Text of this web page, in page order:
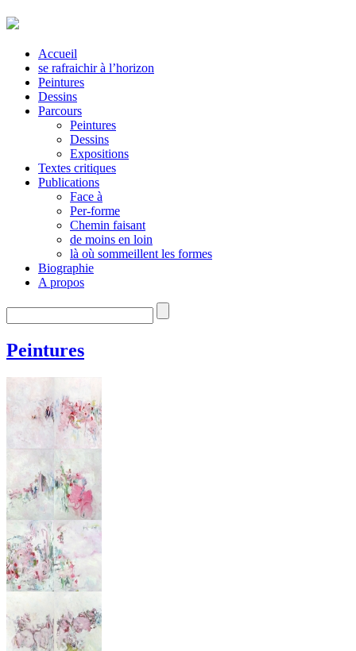
Accueil
se rafraichir à l’horizon
Peintures
Dessins
Parcours
Peintures
Dessins
Expositions
Textes critiques
Publications
Face à
Per-forme
Chemin faisant
de moins en loin
là où sommeillent les formes
Biographie
A propos
Peintures